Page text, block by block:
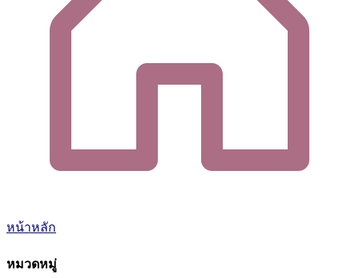
หน้าหลัก
หมวดหมู่